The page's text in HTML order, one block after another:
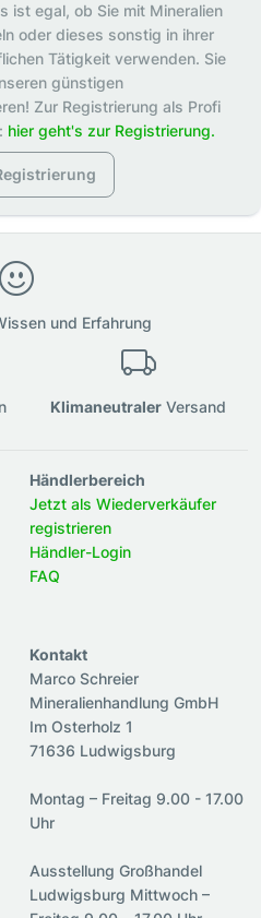
ist egal, ob Sie mit Mineralien
oder dieses sonstig in ihrer
Tätigkeit verwenden. Sie
günstigen
Zur Registrierung als Profi
hier geht's zur Registrierung.
und Erfahrung
Klimaneutraler Versand
Händlerbereich
Jetzt als Wiederverkäufer
registrieren
Händler-Login
FAQ
Kontakt
Marco Schreier
Mineralienhandlung GmbH
Im Osterholz 1
71636 Ludwigsburg
Montag – Freitag 9.00 - 17.00
Uhr
Ausstellung Großhandel
Ludwigsburg Mittwoch –